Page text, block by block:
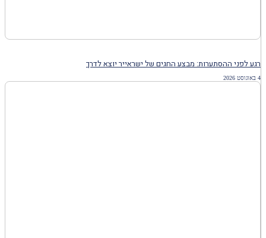
רגע לפני ההסתערות: מבצע החגים של ישראייר יוצא לדרך
4 באוגוסט 2026